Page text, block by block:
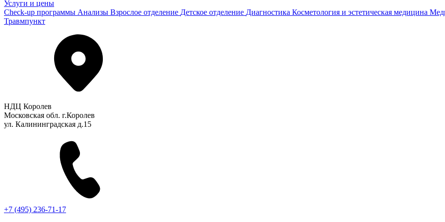
Услуги и цены
Check-up программы Анализы Взрослое отделение Детское отделение Диагностика Косметология и эстетическая медицина
Травмпункт
НДЦ Королев
Московская обл. г.Королев
ул. Калининградская д.15
+7 (495) 236-71-17